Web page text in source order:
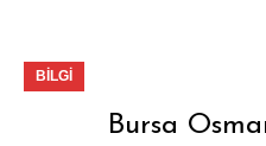
BILGI
Bursa